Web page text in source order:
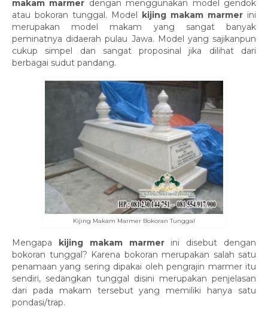
makam marmer dengan menggunakan model gendok
atau bokoran tunggal. Model kijing makam marmer ini
merupakan model makam yang sangat banyak
peminatnya didaerah pulau Jawa. Model yang sajikanpun
cukup simpel dan sangat proposinal jika dilihat dari
berbagai sudut pandang.
Kijing Makam Marmer Bokoran Tunggal
Mengapa kijing makam marmerini disebut dengan
bokoran tunggal? Karena bokoran merupakan salah satu
penamaan yang sering dipakai oleh pengrajin marmer itu
sendiri, sedangkan tunggal disini merupakan penjelasan
dari pada makam tersebut yang memiliki hanya satu
pondasi/trap.